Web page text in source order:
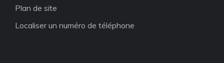
Plan de site
Localiser un numéro de téléphone